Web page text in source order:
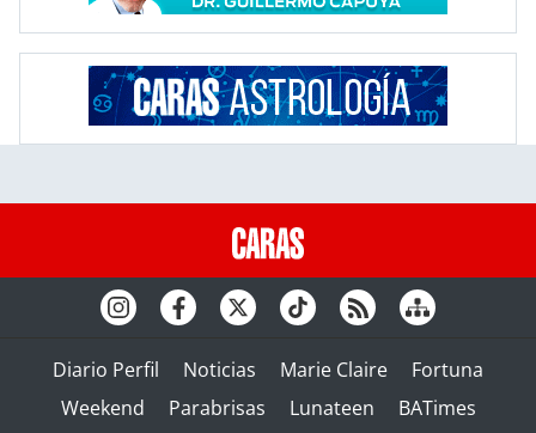
Diario Perfil Noticias Marie Claire
Fortuna
Weekend
Parabrisas Lunateen BATimes